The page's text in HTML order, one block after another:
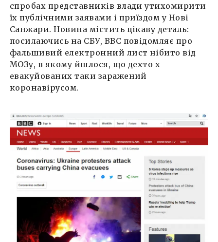
спробах представників влади утихомирити
їх публічними заявами і приїздом у Нові
Санжари. Новина містить цікаву деталь:
посилаючись на СБУ, BBC повідомляє про
фальшивий електронний лист нібито від
МОЗу, в якому йшлося, що дехто х
евакуйованих таки заражений
коронавірусом.